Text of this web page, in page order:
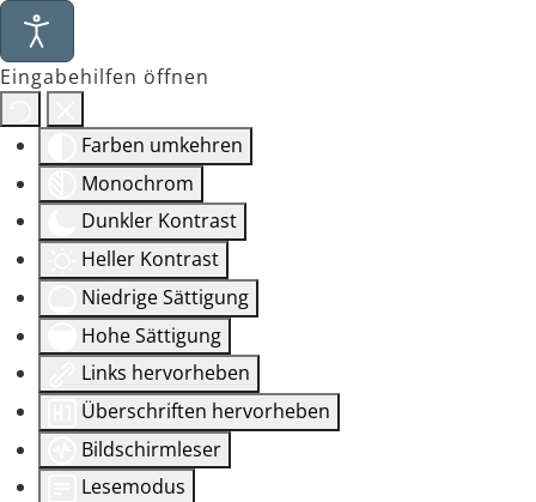
Eingabehilfen öffnen
Farben umkehren
Monochrom
Dunkler Kontrast
Heller Kontrast
Niedrige Sättigung
Hohe Sättigung
Links hervorheben
Überschriften hervorheben
Bildschirmleser
Lesemodus